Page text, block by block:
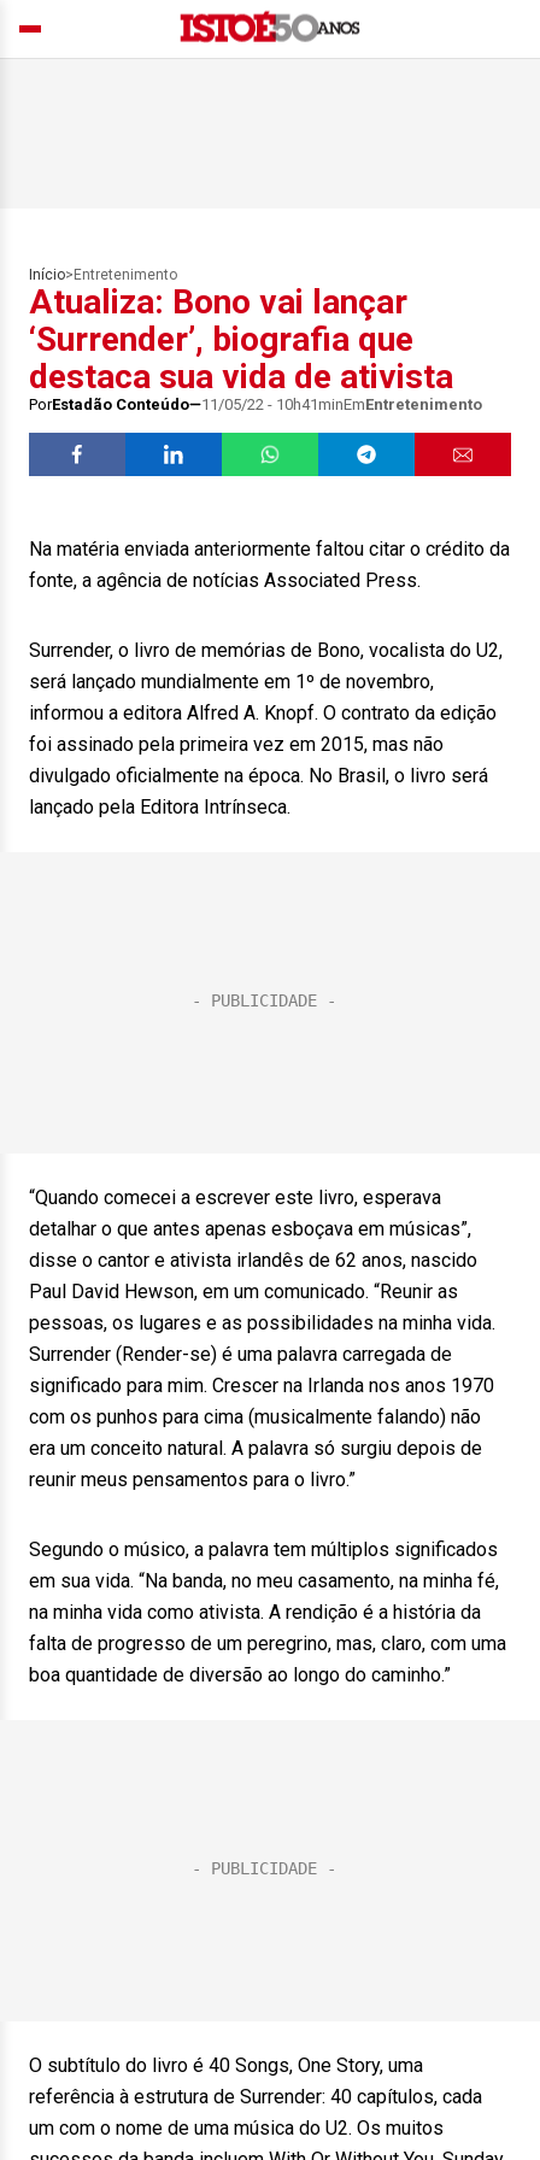
Início> Entretenimento
Atualiza: Bono vai lançar
‘Surrender’, biografia que
destaca sua vida de ativista
PorEstadão Conteúdo 11/05/22 - 10h41minEmEntretenimento
Na matéria enviada anteriormente faltou citar o crédito da
fonte, a agência de notícias Associated Press.
Surrender, o livro de memórias de Bono, vocalista do U2,
será lançado mundialmente em 1º de novembro,
informou a editora Alfred A. Knopf. O contrato da edição
foi assinado pela primeira vez em 2015, mas não
divulgado oficialmente na época. No Brasil, o livro será
lançado pela Editora Intrínseca.
“Quando comecei a escrever este livro, esperava
detalhar o que antes apenas esboçava em músicas”,
disse o cantor e ativista irlandês de 62 anos, nascido
Paul David Hewson, em um comunicado. “Reunir as
pessoas, os lugares e as possibilidades na minha vida.
Surrender (Render-se) é uma palavra carregada de
significado para mim. Crescer na Irlanda nos anos 1970
com os punhos para cima (musicalmente falando) não
era um conceito natural. A palavra só surgiu depois de
reunir meus pensamentos para o livro.”
Segundo o músico, a palavra tem múltiplos significados
em sua vida. “Na banda, no meu casamento, na minha fé,
na minha vida como ativista. A rendição é a história da
falta de progresso de um peregrino, mas, claro, com uma
boa quantidade de diversão ao longo do caminho.”
O subtítulo do livro é 40 Songs, One Story, uma
referência à estrutura de Surrender: 40 capítulos, cada
um com o nome de uma música do U2. Os muitos